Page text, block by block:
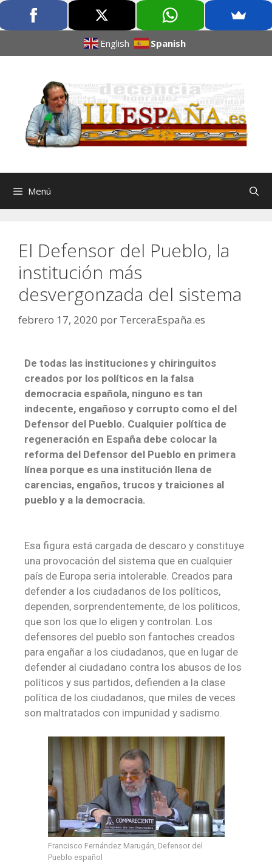
English Spanish
Menú
El Defensor del Pueblo, la
institución más
desvergonzada del sistema
febrero 17, 2020 por TerceraEspaña.es
De todas las instituciones y chiringuitos
creados por los políticos en la falsa
democracia española, ninguno es tan
indecente, engañoso y corrupto como el del
Defensor del Pueblo. Cualquier política de
regeneración en España debe colocar la
reforma del Defensor del Pueblo en primera
línea porque es una institución llena de
carencias, engaños, trucos y traiciones al
pueblo y a la democracia.
Esa figura está cargada de descaro y constituye
una provocación del sistema que en cualquier
país de Europa seria intolerable. Creados para
defender a los ciudadanos de los políticos,
dependen, sorprendentemente, de los políticos,
que son los que lo eligen y controlan. Los
defensores del pueblo son fantoches creados
para engañar a los ciudadanos, que en lugar de
defender al ciudadano contra los abusos de los
políticos y sus partidos, defienden a la clase
política de los ciudadanos, que miles de veces
son maltratados con impunidad y sadismo.
Francisco Fernández Marugán, Defensor del
Pueblo español